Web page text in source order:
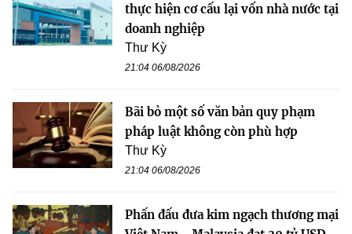
thực hiện cơ cấu lại vốn nhà nước tại
doanh nghiệp
Thư Kỳ
21:04 06/08/2026
Bãi bỏ một số văn bản quy phạm
pháp luật không còn phù hợp
Thư Kỳ
21:04 06/08/2026
Phấn đấu đưa kim ngạch thương mại